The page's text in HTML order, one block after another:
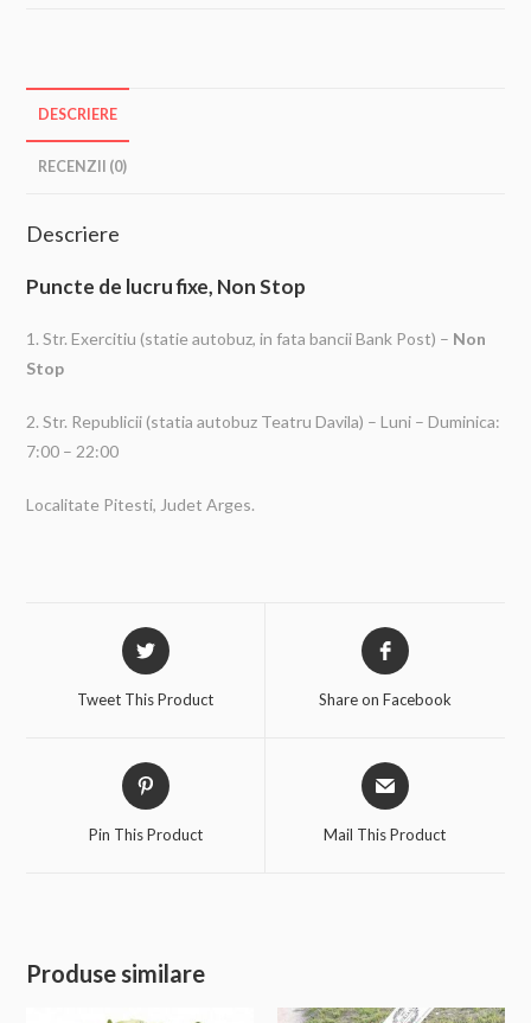
DESCRIERE
RECENZII (0)
Descriere
Puncte de lucru fixe, Non Stop
1. Str. Exercitiu (statie autobuz, in fata bancii Bank Post) – Non
Stop
2. Str. Republicii (statia autobuz Teatru Davila) – Luni – Duminica:
7:00 – 22:00
Localitate Pitesti, Judet Arges.
Tweet This Product Share on Facebook
Pin This Product Mail This Product
Produse similare